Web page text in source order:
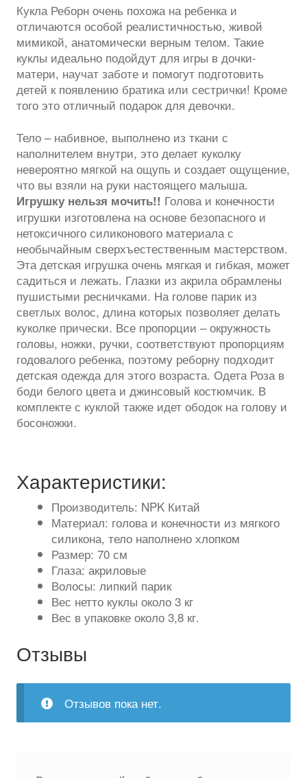
Кукла Реборн очень похожа на ребенка и
отличаются особой реалистичностью, живой
мимикой, анатомически верным телом. Такие
куклы идеально подойдут для игры в дочки-
матери, научат заботе и помогут подготовить
детей к появлению братика или сестрички! Кроме
того это отличный подарок для девочки.
Тело – набивное, выполнено из ткани с
наполнителем внутри, это делает куколку
невероятно мягкой на ощупь и создает ощущение,
что вы взяли на руки настоящего малыша.
Игрушку нельзя мочить!! Голова и конечности
игрушки изготовлена ​​на основе безопасного и
нетоксичного силиконового материала с
необычайным сверхъестественным мастерством.
Эта детская игрушка очень мягкая и гибкая, может
садиться и лежать. Глазки из акрила обрамлены
пушистыми ресничками. На голове парик из
светлых волос, длина которых позволяет делать
куколке прически. Все пропорции – окружность
головы, ножки, ручки, соответствуют пропорциям
годовалого ребенка, поэтому реборну подходит
детская одежда для этого возраста. Одета Роза в
боди белого цвета и джинсовый костюмчик. В
комплекте с куклой также идет ободок на голову и
босоножки.
Характеристики:
Производитель: NPK Китай
Материал: голова и конечности из мягкого
силикона, тело наполнено хлопком
Размер: 70 см
Глаза: акриловые
Волосы: липкий парик
Вес нетто куклы около 3 кг
Вес в упаковке около 3,8 кг.
Отзывы
Отзывов пока нет.